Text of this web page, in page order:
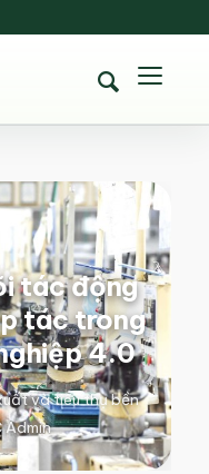
tác động
tác trong
4.0
và tiêu thụ bền
Admin